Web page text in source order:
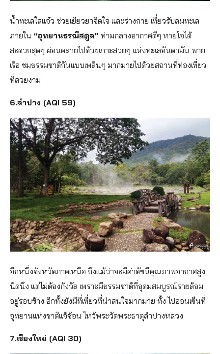
น้ำทะเลใสแจ๋ว ช่วยเยียวยาจิตใจ และร่างกาย เที่ยวรับลมทะเล
ภายใน “อุทยานธรณีสตูล” ท่ามกลางอากาศดีๆ หายใจได้
สะดวกสุดๆ ผ่อนคลายไปด้วยเกาะสวยๆ แห่งทะเลอันดามัน พาย
เรือ ชมธรรมชาติกันแบบเพลินๆ มากมายไปด้วยสถานที่ท่องเที่ยว
ที่สวยงาม
6.ลำปาง (AQI 59)
อีกหนึ่งจังหวัดภาคเหนือ ถึงแม้ว่าจะมีค่าดัชนีคุณภาพอากาศสูง
นิดนึง แต่ไม่ต้องกังวัล เพราะมีธรรมชาติที่อุดมสมบูรณ์รายล้อม
อยู่รอบข้าง อีกทั้งยังมีที่เที่ยวที่น่าสนใจมากมาย ทั้ง ไปออนเซ็นที่
อุทยานแห่งชาติแจ้ซ้อน ไหว้พระวัดพระธาตุลำปางหลวง
7.เชียงใหม่ (AQI 30)